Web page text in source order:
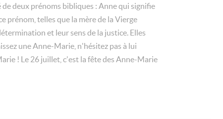
deux prénoms bibliques : Anne qui signifie
prénom, telles que la mère de la Vierge
et leur sens de la justice. Elles
une Anne-Marie, n'hésitez pas à lui
! Le 26 juillet, c'est la fête des Anne-Marie